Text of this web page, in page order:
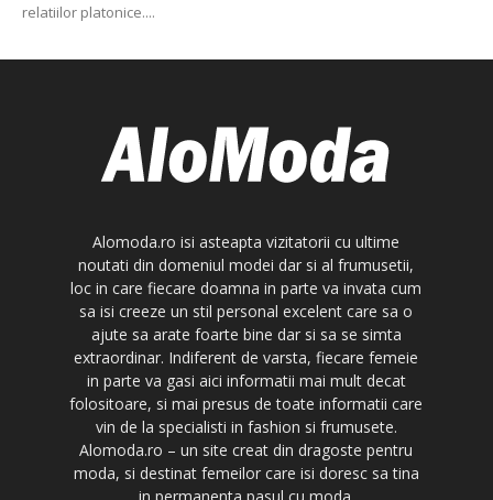
relatiilor platonice....
Alomoda.ro isi asteapta vizitatorii cu ultime
noutati din domeniul modei dar si al frumusetii,
loc in care fiecare doamna in parte va invata cum
sa isi creeze un stil personal excelent care sa o
ajute sa arate foarte bine dar si sa se simta
extraordinar. Indiferent de varsta, fiecare femeie
in parte va gasi aici informatii mai mult decat
folositoare, si mai presus de toate informatii care
vin de la specialisti in fashion si frumusete.
Alomoda.ro – un site creat din dragoste pentru
moda, si destinat femeilor care isi doresc sa tina
in permanenta pasul cu moda.